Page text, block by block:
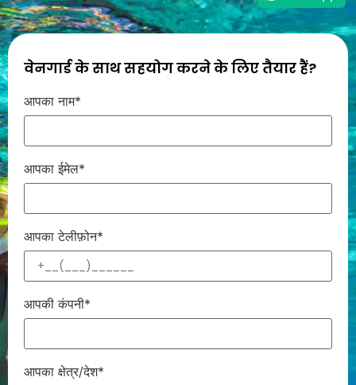
वेनगार्ड के साथ सहयोग करने के लिए तैयार हैं?
आपका नाम*
आपका ईमेल*
आपका टेलीफ़ोन*
आपकी कंपनी*
आपका क्षेत्र/देश*